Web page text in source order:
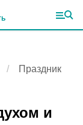
Праздник
и